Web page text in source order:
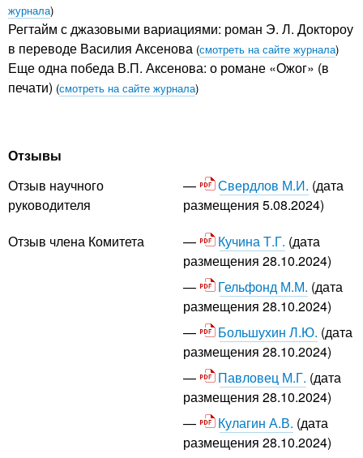
журнала)
Регтайм с джазовыми вариациями: роман Э. Л. Доктороу
в переводе Василия Аксенова (смотреть на сайте журнала)
Еще одна победа В.П. Аксенова: о романе «Ожог» (в
печати) (смотреть на сайте журнала)
Отзывы
Отзыв научного
руководителя
Свердлов М.И. (дата
размещения 5.08.2024)
Отзыв члена Комитета
Кучина Т.Г. (дата
размещения 28.10.2024)
Гельфонд М.М. (дата
размещения 28.10.2024)
Большухин Л.Ю. (дата
размещения 28.10.2024)
Павловец М.Г. (дата
размещения 28.10.2024)
Кулагин А.В. (дата
размещения 28.10.2024)